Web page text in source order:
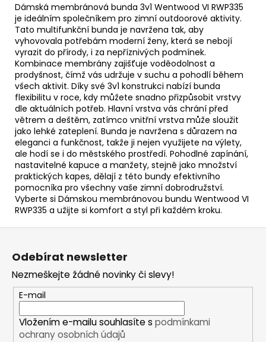
Dámská membránová bunda 3v1 Wentwood VI RWP335
je ideálním společníkem pro zimní outdoorové aktivity.
Tato multifunkční bunda je navržena tak, aby
vyhovovala potřebám moderní ženy, která se nebojí
vyrazit do přírody, i za nepříznivých podmínek.
Kombinace membrány zajišťuje voděodolnost a
prodyšnost, čímž vás udržuje v suchu a pohodlí během
všech aktivit. Díky své 3v1 konstrukci nabízí bunda
flexibilitu v roce, kdy můžete snadno přizpůsobit vrstvy
dle aktuálních potřeb. Hlavní vrstva vás chrání před
větrem a deštěm, zatímco vnitřní vrstva může sloužit
jako lehké zateplení. Bunda je navržena s důrazem na
eleganci a funkčnost, takže ji nejen využijete na výlety,
ale hodí se i do městského prostředí. Pohodlné zapínání,
nastavitelné kapuce a manžety, stejně jako množství
praktických kapes, dělají z této bundy efektivního
pomocníka pro všechny vaše zimní dobrodružství.
Vyberte si Dámskou membránovou bundu Wentwood VI
RWP335 a užijte si komfort a styl při každém kroku.
Z
Odebírat newsletter
Nezmeškejte žádné novinky či slevy!
E-mail
Vložením e-mailu souhlasíte s podmínkami
ochrany osobních údajů